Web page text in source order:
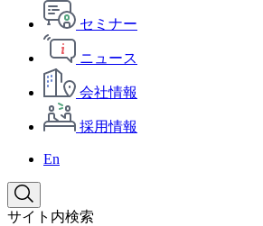
セミナー
ニュース
会社情報
採用情報
En
サイト内検索